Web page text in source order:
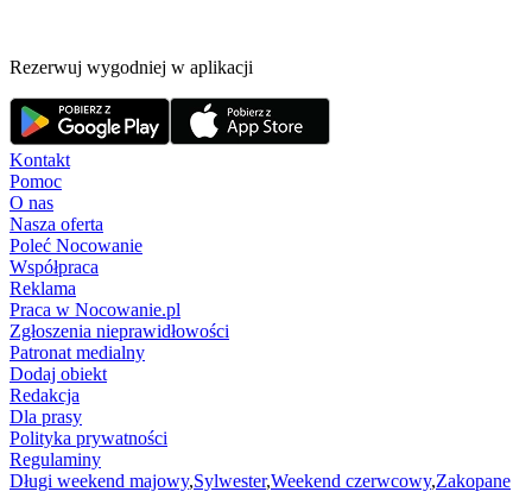
Rezerwuj wygodniej w aplikacji
Kontakt
Pomoc
O nas
Nasza oferta
Poleć Nocowanie
Współpraca
Reklama
Praca w Nocowanie.pl
Zgłoszenia nieprawidłowości
Patronat medialny
Dodaj obiekt
Redakcja
Dla prasy
Polityka prywatności
Regulaminy
Długi weekend majowy,Sylwester,Weekend czerwcowy,Zakopane